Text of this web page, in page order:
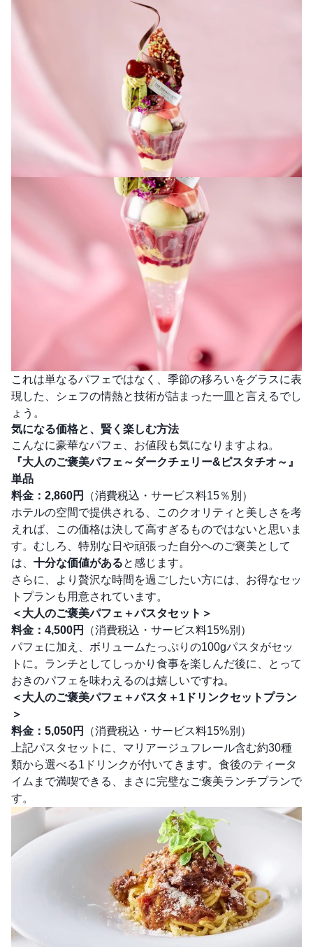
これは単なるパフェではなく、季節の移ろいをグラスに表
現した、シェフの情熱と技術が詰まった一皿と言えるでし
ょう。
気になる価格と、賢く楽しむ方法
こんなに豪華なパフェ、お値段も気になりますよね。
『大人のご褒美パフェ～ダークチェリー&ピスタチオ～』
単品
料金：2,860円
（消費税込・サービス料15％別）
ホテルの空間で提供される、このクオリティと美しさを考
えれば、この価格は決して高すぎるものではないと思いま
す。むしろ、特別な日や頑張った自分へのご褒美として
は、 十分な価値があると感じます。
さらに、より贅沢な時間を過ごしたい方には、お得なセッ
トプランも用意されています。
＜大人のご褒美パフェ＋パスタセット＞
料金：4,500円
（消費税込・サービス料15%別）
パフェに加え、ボリュームたっぷりの100gパスタがセッ
トに。ランチとしてしっかり食事を楽しんだ後に、とって
おきのパフェを味わえるのは嬉しいですね。
＜大人のご褒美パフェ＋パスタ＋1ドリンクセットプラン
＞
料金：5,050円
（消費税込・サービス料15%別）
上記パスタセットに、マリアージュフレール含む約30種
類から選べる1ドリンクが付いてきます。食後のティータ
イムまで満喫できる、まさに完璧なご褒美ランチプランで
す。